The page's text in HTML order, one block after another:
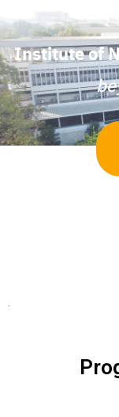
Institute of
.